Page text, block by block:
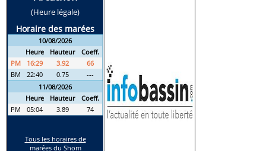
peser dans les décisions réglementaires
Elle intervient directement dans :
les consultations publiques
les groupes de travail ministériels
les échanges avec les élus et décideurs